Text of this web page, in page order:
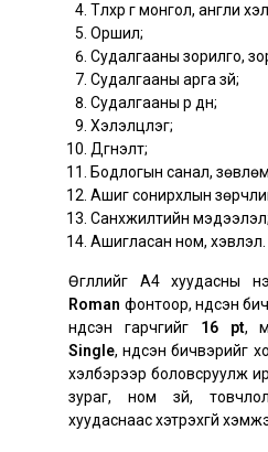
Түлхүүр үг монгол, англи
Оршил;
Судалгааны зорилго,
Судалгааны арга зүй;
Судалгааны үр дүн;
Хэлэлцүүлэг;
Дүгнэлт;
Бодлогын санал,
Ашиг сонирхлын
Санхүүжилтийн мэдээлэл;
Ашигласан ном, хэвлэл.
Өгүүллийг А4 хуудасны
Roman фонтоор, үндсэн
үндсэн гарчгийг 16 pt,
Single, үндсэн бичвэрийг
хэлбэрээр боловсруулж
зураг, ном зүй,
хуудаснаас хэтрэхгүй